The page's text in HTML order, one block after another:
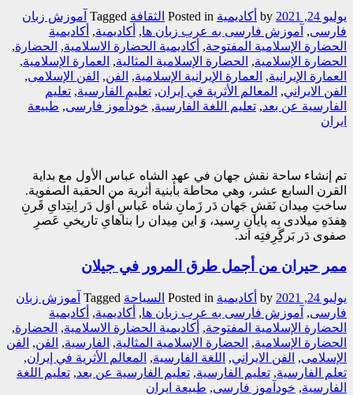
يوليو 24, 2021 أکادیمیة Posted in الثقافة Tagged آموزش زبان
فارسی, آموزش فارسی به عرب زبان ها, أکادیمیة, أکادیمیة
الحضارة الإسلامیة المفتوحة, أکادیمیة الحضارة الاسلامیة, الحضارة,
الحضارة الإسلامية, الحضارة الإسلامية المثالية, العمارة الإسلامیة,
العمارة الإیرانیة, العمارة الإیرانیة الإسلامیة, الفن, الفن الإسلامی,
الفن الایراني, المعالم الأثریة في إیران, تعلیم الفارسیة, تعلیم
الفارسیة عن بعد, تعلیم اللغة الفارسیة, خودآموز فارسی, طبیعة
ایران
تم إنشاء ساحة نقش جهان في عهد الشاه عباس الأول مع بداية
القرن السابع عشر، وهي محاطة بأبنية أثرية من الحقبة الصفوية.
ساختِ مِیدان نَقشِ جَهان دَر زَمانِ شاه عَباسِ اَوَل دَر اِبتِدایِ قَرنِ
هِفدَهِ میلادی بِه پایان رِسید، وَ این مِیدان را بناهایِ تاریخیِ عَصرِ
صفوی دَر بَرگِرِفتِه اَند.
ممر حیران من أجمل طرق المرور في جیلان
يوليو 24, 2021 أکادیمیة Posted in السیاحة Tagged آموزش زبان
فارسی, آموزش فارسی به عرب زبان ها, أکادیمیة, أکادیمیة
الحضارة الإسلامیة المفتوحة, أکادیمیة الحضارة الاسلامیة, الحضارة,
الحضارة الإسلامية, الحضارة الإسلامية المثالية, الفارسیة, الفن, الفن
الإسلامی, الفن الایراني, اللغة الفارسیة, المعالم الأثریة في إیران,
تعلم الفارسیة, تعلیم الفارسیة, تعلیم الفارسیة عن بعد, تعلیم اللغة
الفارسیة, خودآموز فارسی, طبیعة ایران